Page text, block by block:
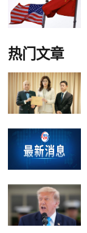
热门文章